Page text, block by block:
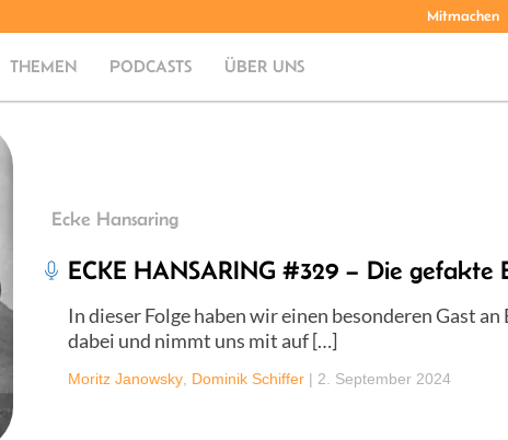
Mitmachen
THEMEN PODCASTS ÜBER UNS
Ecke Hansaring
ECKE HANSARING #329 – Die
In dieser Folge haben wir einen besonderen Gast
dabei und nimmt uns mit auf […]
Moritz Janowsky Dominik Schiffer | 2. September 2024